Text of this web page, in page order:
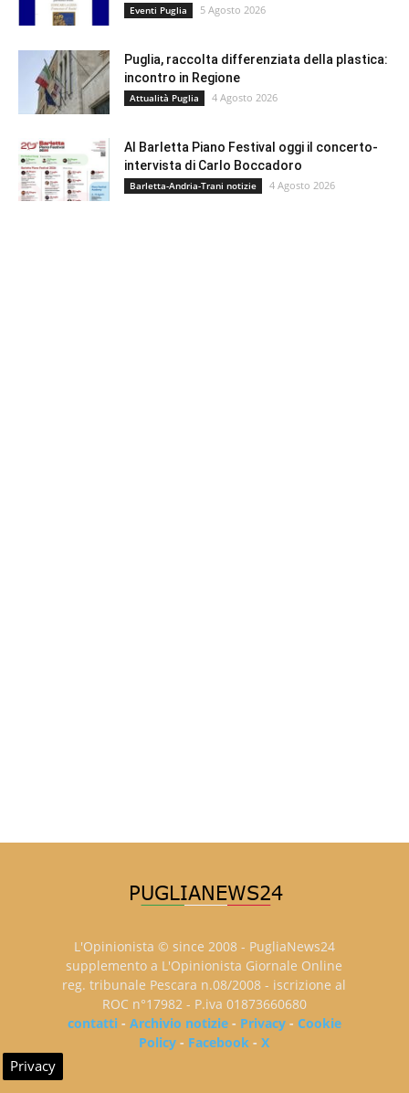
Eventi Puglia 5 Agosto 2026
Puglia, raccolta differenziata della plastica:
incontro in Regione
Attualità Puglia 4 Agosto 2026
Al Barletta Piano Festival oggi il concerto-
intervista di Carlo Boccadoro
Barletta-Andria-Trani notizie 4 Agosto 2026
L'Opinionista © since 2008 - PugliaNews24
supplemento a L'Opinionista Giornale Online
reg. tribunale Pescara n.08/2008 - iscrizione al
ROC n°17982 - P.iva 01873660680
contatti- Archivio notizie- Privacy- Cookie
Policy - Facebook -X
Privacy